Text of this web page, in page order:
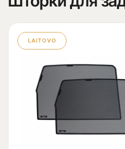
LAITOVO